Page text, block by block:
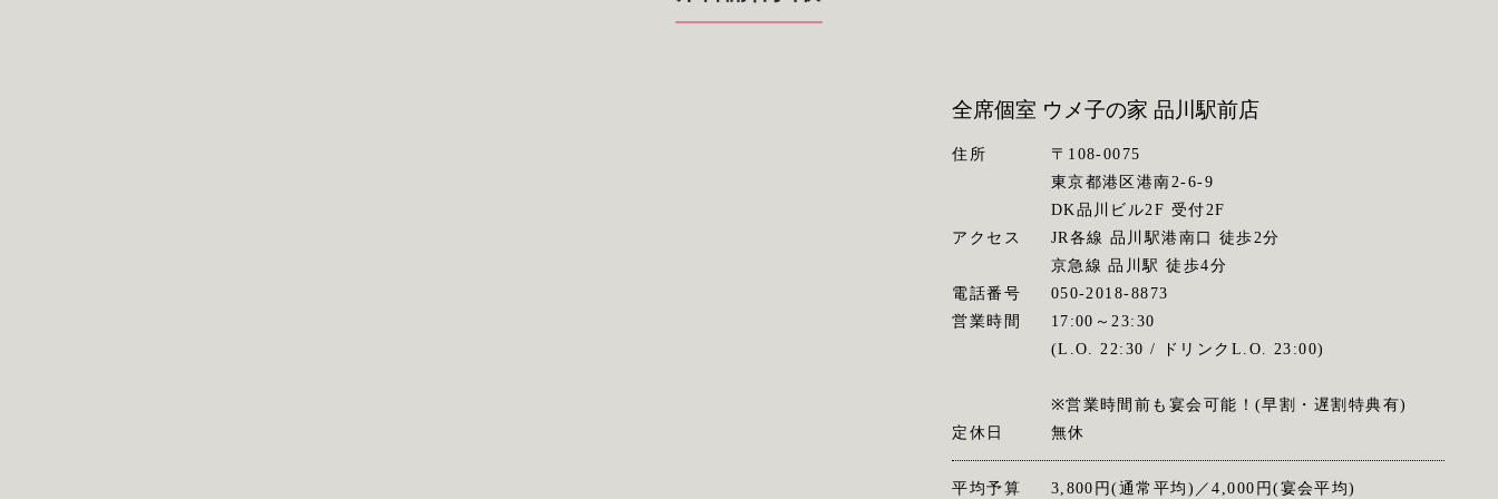
全席個室 ウメ子の家 品川駅前店
住所
〒108-0075
東京都港区港南2-6-9
DK品川ビル2F 受付2F
アクセス
JR各線 品川駅港南口 徒歩2分
京急線 品川駅 徒歩4分
電話番号
050-2018-8873
営業時間
17:00～23:30
(L.O. 22:30 / ドリンクL.O. 23:00)
※営業時間前も宴会可能！(早割・遅割特典有)
定休日
無休
平均予算 3,800円(通常平均)／4,000円(宴会平均)